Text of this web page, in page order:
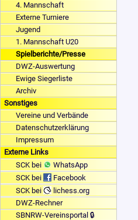
4. Mannschaft
Externe Turniere
Jugend
1. Mannschaft U20
Spielberichte/Presse
DWZ-Auswertung
Ewige Siegerliste
Archiv
Sonstiges
Vereine und Verbände
Datenschutzerklärung
Impressum
Externe Links
SCK bei
WhatsApp
SCK bei
Facebook
SCK bei
lichess.org
DWZ-Rechner
SBNRW-Vereinsportal 🔒